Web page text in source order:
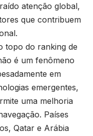
atenção global,
que contribuem
topo do ranking de
é um fenômeno
em
emergentes,
uma melhoria
Países
Qatar e Arábia